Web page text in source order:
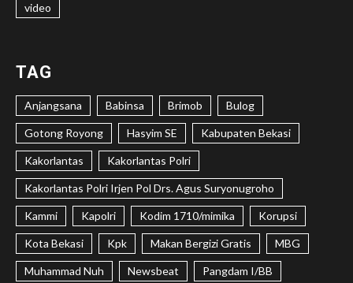
video
TAG
Anjangsana Babinsa Brimob Bulog
Gotong Royong Hasyim SE Kabupaten Bekasi
Kakorlantas Kakorlantas Polri
Kakorlantas Polri Irjen Pol Drs. Agus Suryonugroho
Kammi Kapolri Kodim 1710/mimika Korupsi
Kota Bekasi Kpk Makan Bergizi Gratis MBG
Muhammad Nuh Newsbeat Pangdam I/BB